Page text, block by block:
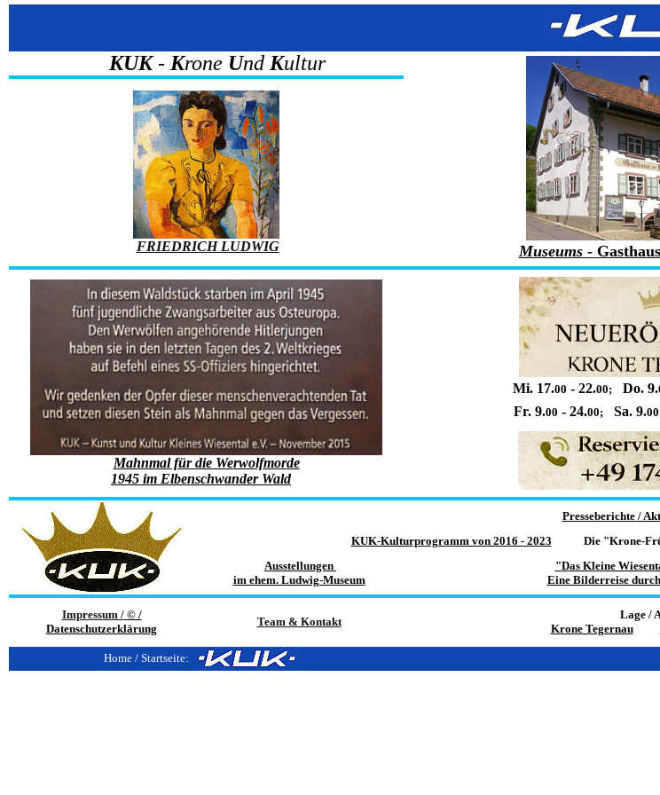
KUK-Krone Und Kultur
Museums -
FRIEDRICH LUDWIG
Mahnmal für die Werwolfmorde
1945 im Elbenschwander Wald
Mi. 17.00 - 22.00; Do. 9.
Fr. 9.00 - 24.00; Sa. 9.00
Presseberichte /
KUK-Kulturprogramm von 2016 - 2023
Die "Krone-
Ausstellungen
im ehem. Ludwig-Museum
"Das Kleine
Eine Bilderreise
Impressum /© /
Datenschutzerklärung
Team & Kontakt
Lage /
Krone Tegernau
Home / Startseite: